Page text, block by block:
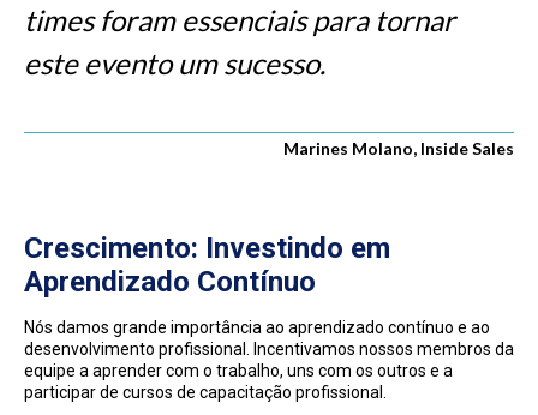
times foram essenciais para tornar
este evento um sucesso.
Marines Molano, Inside Sales
Crescimento: Investindo em
Aprendizado Contínuo
Nós damos grande importância ao aprendizado contínuo e ao
desenvolvimento profissional. Incentivamos nossos membros da
equipe a aprender com o trabalho, uns com os outros e a
participar de cursos de capacitação profissional.